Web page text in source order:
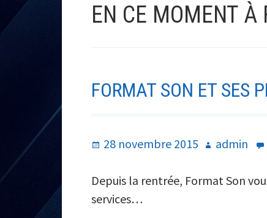
EN CE MOMENT À
FORMAT SON ET SES
Publié
28 novembre 2015 Auteur
admin
Depuis la rentrée, Format Son
services…